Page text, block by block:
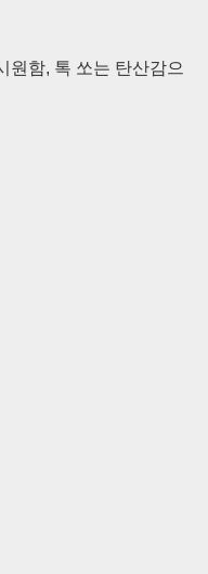
원함, 톡 쏘는 탄산감으